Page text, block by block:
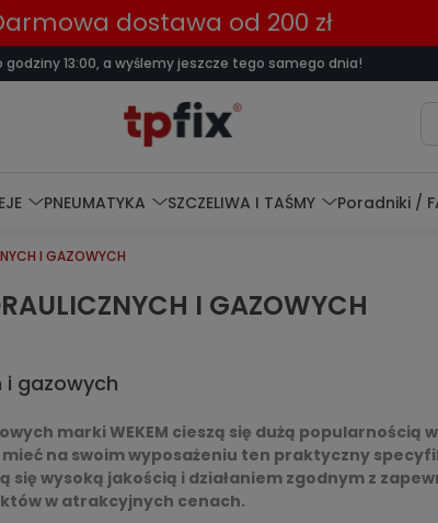
dostawa od 200 zł
godziny 13:00, a wyślemy jeszcze tego samego dnia!
PNEUMATYKA SZCZELIWA I TAŚMY Poradniki /
I GAZOWYCH
I GAZOWYCH
i gazowych
marki WEKEM cieszą się dużą
na swoim wyposażeniu ten praktyczny
się wysoką jakością i działaniem zgodnym z
w atrakcyjnych cenach.